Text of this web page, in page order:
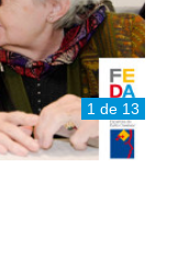
1 de 13